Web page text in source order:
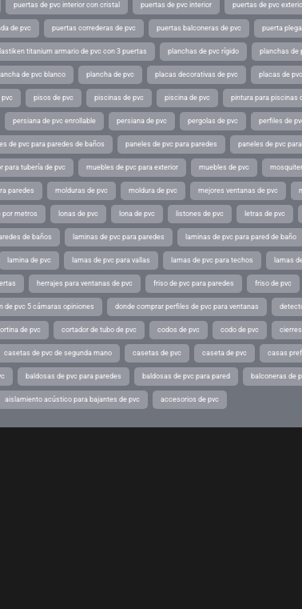
puertas de pvc interior con cristal puertas de pvc interior puertas de pvc
de pvc puertas correderas de pvc puertas balconeras de pvc puerta
titanium armario de pvc con 3 puertas planchas de pvc rígido planchas de
de pvc blanco plancha de pvc placas decorativas de pvc placas de
pvc pisos de pvc piscinas de pvc piscina de pvc pintura para piscinas
persiana de pvc enrollable persiana de pvc pergolas de pvc perfiles de
de pvc para paredes de baños paneles de pvc para paredes paneles de pvc
para tubería de pvc muebles de pvc para exterior muebles de pvc
paredes molduras de pvc moldura de pvc mejores ventanas de pvc
por metros lonas de pvc lona de pvc listones de pvc letras de pvc
de baños laminas de pvc para paredes laminas de pvc para pared de baño
lamina de pvc lamas de pvc para vallas lamas de pvc para techos lamas
herrajes para ventanas de pvc friso de pvc para paredes friso de pvc
de pvc 5 cámaras opiniones donde comprar perfiles de pvc para ventanas
de pvc cortador de tubo de pvc codos de pvc codo de pvc
casetas de pvc de segunda mano casetas de pvc caseta de pvc casas
baldosas de pvc para paredes baldosas de pvc para pared balconeras de
aislamiento acústico para bajantes de pvc accesorios de pvc